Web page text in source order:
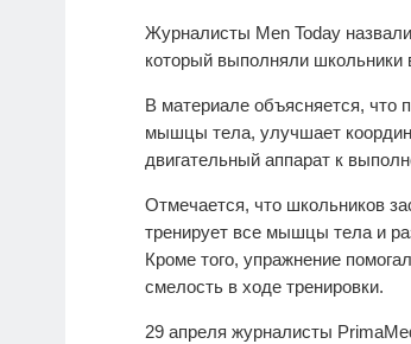
Журналисты Men Today
который выполняли
В материале объясняется, что
мышцы тела, улучшает
двигательный аппарат к
Отмечается, что школьников
тренирует все мышцы тела и
Кроме того, упражнение
смелость в ходе тренировки.
29 апреля журналисты